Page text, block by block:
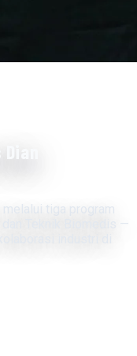
melalui tiga program
dan Teknik Biomedis —